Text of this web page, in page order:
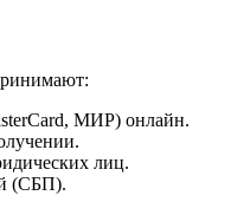
МИР) онлайн.
лиц.
(СБП).